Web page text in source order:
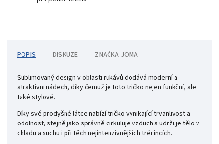
POPIS DISKUZE ZNAČKA JOMA
Sublimovaný design v oblasti rukávů dodává moderní a
atraktivní nádech, díky čemuž je toto tričko nejen funkční, ale
také stylové.
Díky své prodyšné látce nabízí tričko vynikající trvanlivost a
odolnost, stejně jako správně cirkuluje vzduch a udržuje tělo v
chladu a suchu i při těch nejintenzivnějších trénincích.